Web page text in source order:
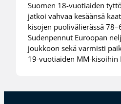
Suomen 18-vuotiaiden
jatkoi vahvaa kesäänsä
kisojen puolivälierässä
Sudenpennut Euroopan
joukkoon sekä varmisti
19-vuotiaiden MM-kisoihin